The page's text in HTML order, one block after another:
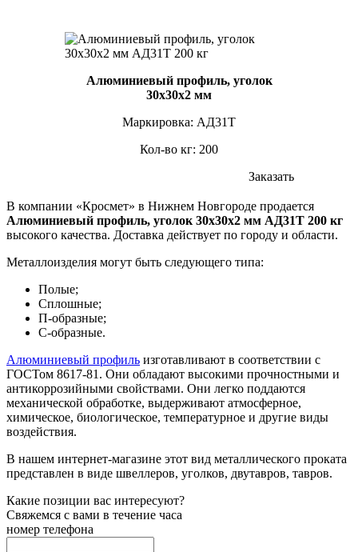
Алюминиевый профиль, уголок
30х30х2 мм
Маркировка: АД31Т
Кол-во кг: 200
Заказать
В компании «Кросмет» в Нижнем Новгороде продается
Алюминиевый профиль, уголок 30х30х2 мм АД31Т 200 кг
высокого качества. Доставка действует по городу и области.
Металлоизделия могут быть следующего типа:
Полые;
Сплошные;
П-образные;
С-образные.
Алюминиевый профиль изготавливают в соответствии с
ГОСТом 8617-81. Они обладают высокими прочностными и
антикоррозийными свойствами. Они легко поддаются
механической обработке, выдерживают атмосферное,
химическое, биологическое, температурное и другие виды
воздействия.
В нашем интернет-магазине этот вид металлического проката
представлен в виде швеллеров, уголков, двутавров, тавров.
Какие позиции вас интересуют?
Свяжемся с вами в течение часа
номер телефона